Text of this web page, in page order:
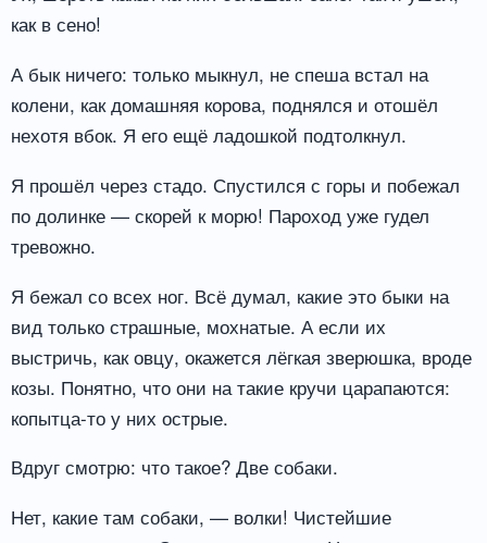
как в сено!
А бык ничего: только мыкнул, не спеша встал на
колени, как домашняя корова, поднялся и отошёл
нехотя вбок. Я его ещё ладошкой подтолкнул.
Я прошёл через стадо. Спустился с горы и побежал
по долинке — скорей к морю! Пароход уже гудел
тревожно.
Я бежал со всех ног. Всё думал, какие это быки на
вид только страшные, мохнатые. А если их
выстричь, как овцу, окажется лёгкая зверюшка, вроде
козы. Понятно, что они на такие кручи царапаются:
копытца-то у них острые.
Вдруг смотрю: что такое? Две собаки.
Нет, какие там собаки, — волки! Чистейшие